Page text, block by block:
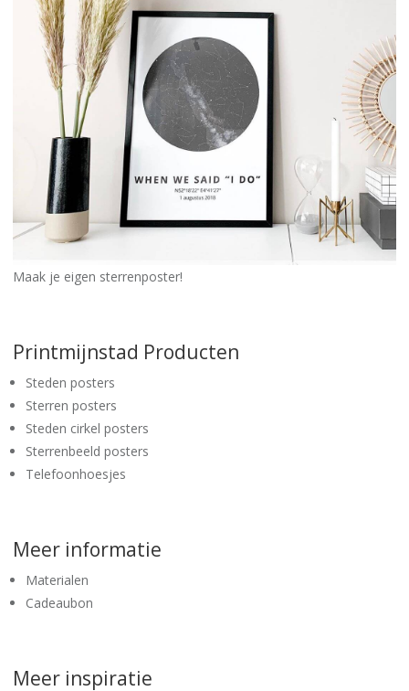
Maak je eigen sterrenposter!
Printmijnstad Producten
Steden posters
Sterren posters
Steden cirkel posters
Sterrenbeeld posters
Telefoonhoesjes
Meer informatie
Materialen
Cadeaubon
Meer inspiratie